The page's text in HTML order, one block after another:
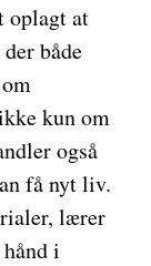
oplagt at
både
kun om
også
få nyt liv.
lærer
i